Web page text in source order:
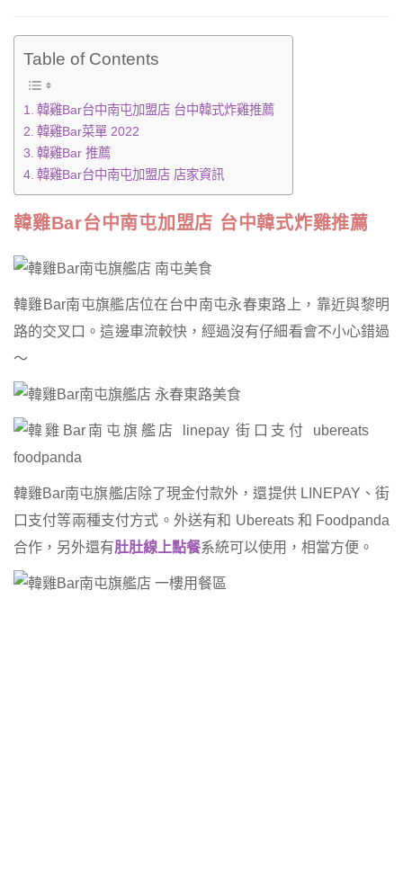
Table of Contents
韓雞Bar台中南屯加盟店 台中韓式炸雞推薦
韓雞Bar菜單 2022
韓雞Bar 推薦
韓雞Bar台中南屯加盟店 店家資訊
韓雞Bar台中南屯加盟店 台中韓式炸雞推薦
韓雞Bar南屯旗艦店位在台中南屯永春東路上，靠近與黎明
路的交叉口。這邊車流較快，經過沒有仔細看會不小心錯過
～
韓雞Bar南屯旗艦店除了現金付款外，還提供 LINEPAY、街
口支付等兩種支付方式。外送有和 Ubereats 和 Foodpanda
合作，另外還有肚肚線上點餐系統可以使用，相當方便。